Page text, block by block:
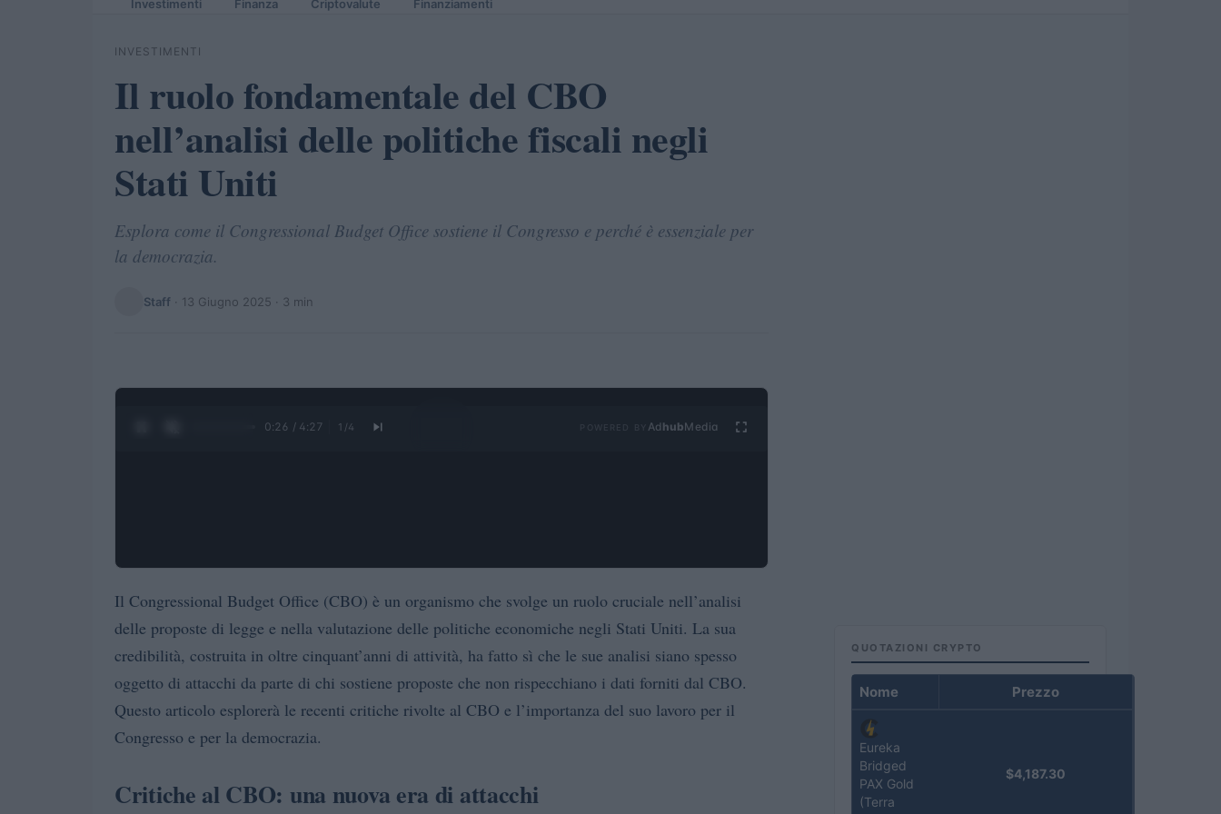
Investimenti Finanza Criptovalute Finanziamenti
INVESTIMENTI
Il ruolo fondamentale del CBO
nell’analisi delle politiche fiscali negli
Stati Uniti
Esplora come il Congressional Budget Office sostiene il Congresso e perché è essenziale per
la democrazia.
Staff · 13 Giugno 2025 · 3 min
0:27 / 4:27 1 /4 Ad hubMedia
Il Congressional Budget Office (CBO) è un organismo che svolge un ruolo cruciale nell’analisi
delle proposte di legge e nella valutazione delle politiche economiche negli Stati Uniti. La sua
credibilità, costruita in oltre cinquant’anni di attività, ha fatto sì che le sue analisi siano spesso
oggetto di attacchi da parte di chi sostiene proposte che non rispecchiano i dati forniti dal CBO.
Questo articolo esplorerà le recenti critiche rivolte al CBO e l’importanza del suo lavoro per il
Congresso e per la democrazia.
Critiche al CBO: una nuova era di attacchi
QUOTAZIONI CRYPTO
Nome Prezzo
Eureka
Bridged
PAX Gold
(Terra
$4,187.30